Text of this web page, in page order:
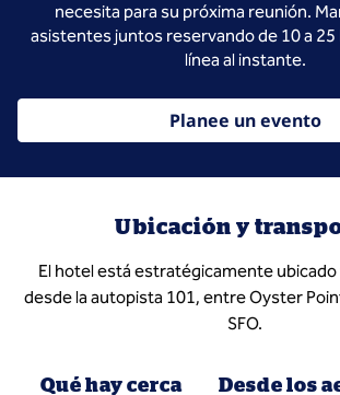
necesita para su próxima reunión.
asistentes juntos reservando de 10 a 25
línea al instante.
Planee un evento
Ubicación y
El hotel está estratégicamente ubicado
desde la autopista 101, entre Oyster
SFO.
Qué hay cerca Desde los